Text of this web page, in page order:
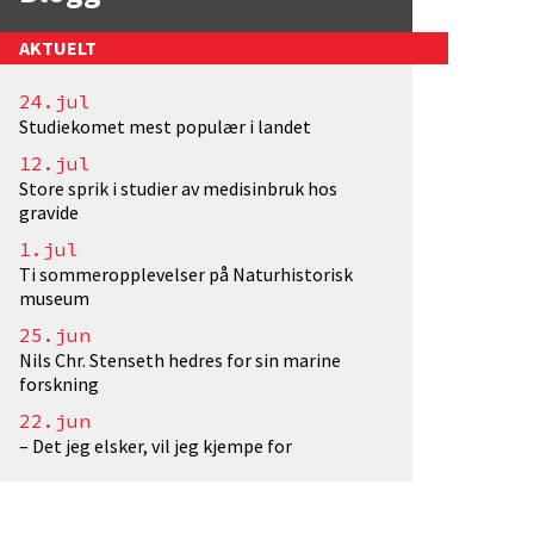
EivindTorgersen/UiO. Lisens: <a
AKTUELT
24.jul
Studiekomet mest populær i landet
12.jul
Store sprik i studier av medisinbruk hos
gravide
1.jul
Ti sommeropplevelser på Naturhistorisk
museum
25.jun
Nils Chr. Stenseth hedres for sin marine
forskning
22.jun
– Det jeg elsker, vil jeg kjempe for